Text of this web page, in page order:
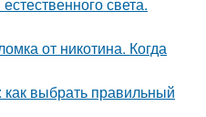
света.
от никотина. Когда
выбрать правильный